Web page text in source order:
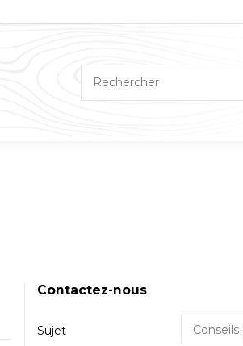
Contactez-nous
Sujet